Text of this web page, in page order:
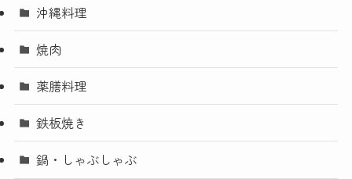
沖縄料理
焼肉
薬膳料理
鉄板焼き
鍋・しゃぶしゃぶ